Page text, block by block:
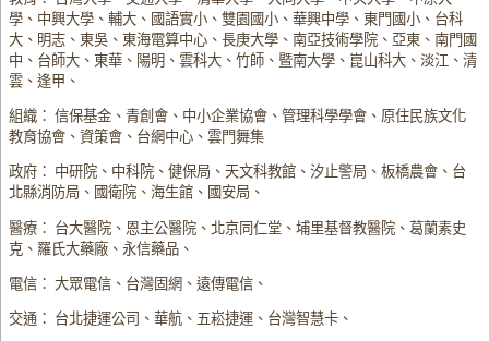
學、中興大學、輔大、國語實小、雙園國小、華興中學、東門國小、台科
大、明志、東吳、東海電算中心、長庚大學、南亞技術學院、亞東、南門國
中、台師大、東華、陽明、雲科大、竹師、暨南大學、崑山科大、淡江、清
雲、逢甲、
組織： 信保基金、青創會、中小企業協會、管理科學學會、原住民族文化
教育協會、資策會、台網中心、雲門舞集
政府： 中研院、中科院、健保局、天文科教館、汐止警局、板橋農會、台
北縣消防局、國衛院、海生館、國安局、
醫療： 台大醫院、恩主公醫院、北京同仁堂、埔里基督教醫院、葛蘭素史
克、羅氏大藥廠、永信藥品、
電信： 大眾電信、台灣固網、遠傳電信、
交通： 台北捷運公司、華航、五崧捷運、台灣智慧卡、